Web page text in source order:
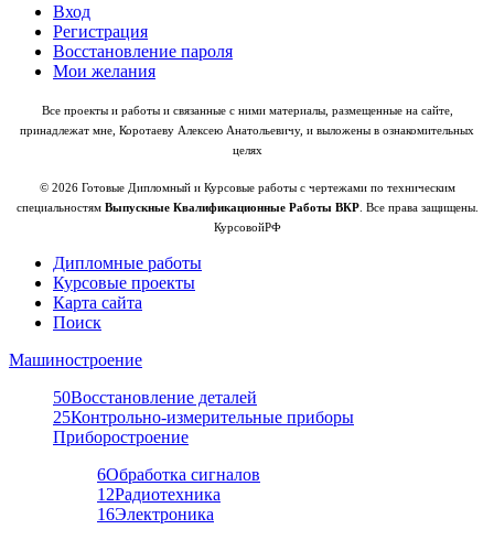
Вход
Регистрация
Восстановление пароля
Мои желания
Все проекты и работы и связанные с ними материалы, размещенные на сайте,
принадлежат мне, Коротаеву Алексею Анатольевичу, и выложены в ознакомительных
целях
© 2026 Готовые Дипломный и Курсовые работы с чертежами по техническим
специальностям Выпускные Квалификационные Работы ВКР. Все права защищены.
КурсовойРФ
Дипломные работы
Курсовые проекты
Карта сайта
Поиск
Машиностроение
50Восстановление деталей
25Контрольно-измерительные приборы
Приборостроение
6Обработка сигналов
12Радиотехника
16Электроника